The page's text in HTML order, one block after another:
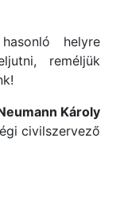
helyre
reméljük
Károly
civilszervező